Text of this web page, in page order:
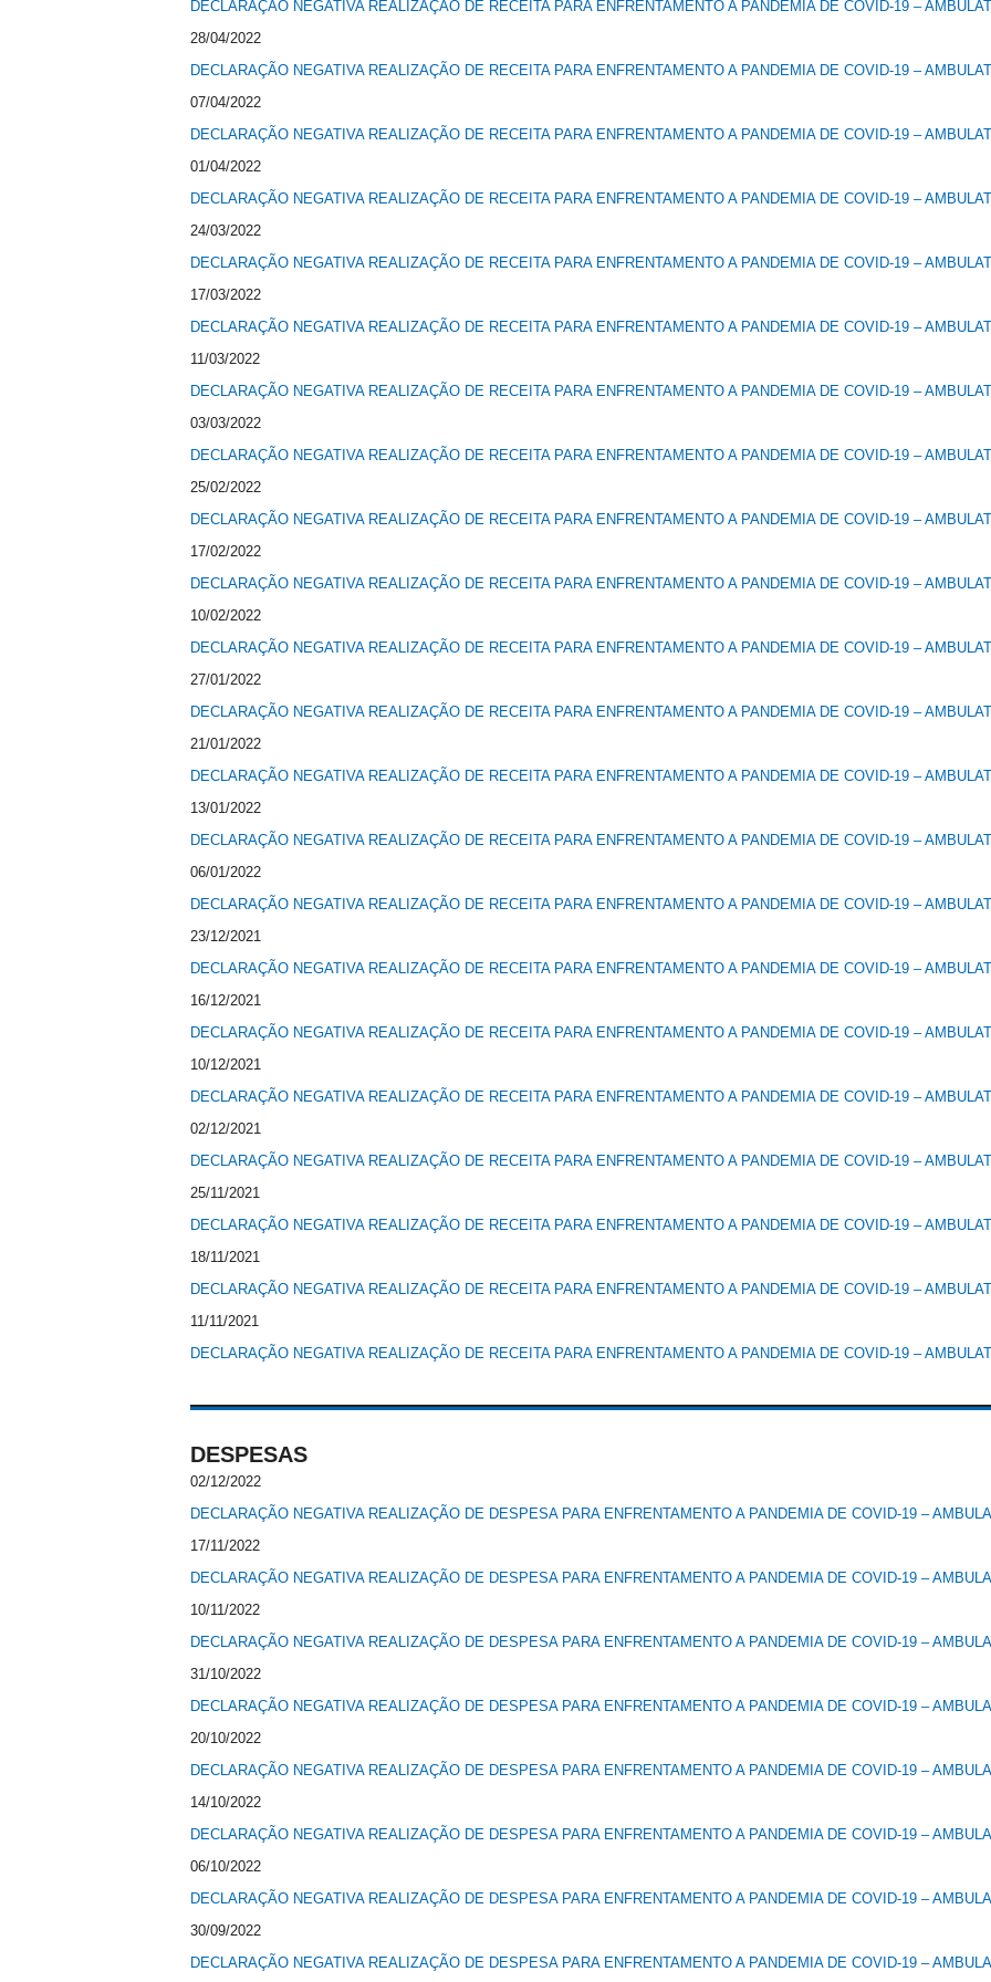
DECLARAÇÃO NEGATIVA REALIZAÇÃO DE RECEITA PARA ENFRENTAMENTO A PANDEMIA DE COVID-19 –
28/04/2022
DECLARAÇÃO NEGATIVA REALIZAÇÃO DE RECEITA PARA ENFRENTAMENTO A PANDEMIA DE COVID-19 –
07/04/2022
DECLARAÇÃO NEGATIVA REALIZAÇÃO DE RECEITA PARA ENFRENTAMENTO A PANDEMIA DE COVID-19 –
01/04/2022
DECLARAÇÃO NEGATIVA REALIZAÇÃO DE RECEITA PARA ENFRENTAMENTO A PANDEMIA DE COVID-19 –
24/03/2022
DECLARAÇÃO NEGATIVA REALIZAÇÃO DE RECEITA PARA ENFRENTAMENTO A PANDEMIA DE COVID-19 –
17/03/2022
DECLARAÇÃO NEGATIVA REALIZAÇÃO DE RECEITA PARA ENFRENTAMENTO A PANDEMIA DE COVID-19 –
11/03/2022
DECLARAÇÃO NEGATIVA REALIZAÇÃO DE RECEITA PARA ENFRENTAMENTO A PANDEMIA DE COVID-19 –
03/03/2022
DECLARAÇÃO NEGATIVA REALIZAÇÃO DE RECEITA PARA ENFRENTAMENTO A PANDEMIA DE COVID-19 –
25/02/2022
DECLARAÇÃO NEGATIVA REALIZAÇÃO DE RECEITA PARA ENFRENTAMENTO A PANDEMIA DE COVID-19 –
17/02/2022
DECLARAÇÃO NEGATIVA REALIZAÇÃO DE RECEITA PARA ENFRENTAMENTO A PANDEMIA DE COVID-19 –
10/02/2022
DECLARAÇÃO NEGATIVA REALIZAÇÃO DE RECEITA PARA ENFRENTAMENTO A PANDEMIA DE COVID-19 –
27/01/2022
DECLARAÇÃO NEGATIVA REALIZAÇÃO DE RECEITA PARA ENFRENTAMENTO A PANDEMIA DE COVID-19 –
21/01/2022
DECLARAÇÃO NEGATIVA REALIZAÇÃO DE RECEITA PARA ENFRENTAMENTO A PANDEMIA DE COVID-19 –
13/01/2022
DECLARAÇÃO NEGATIVA REALIZAÇÃO DE RECEITA PARA ENFRENTAMENTO A PANDEMIA DE COVID-19 –
06/01/2022
DECLARAÇÃO NEGATIVA REALIZAÇÃO DE RECEITA PARA ENFRENTAMENTO A PANDEMIA DE COVID-19 –
23/12/2021
DECLARAÇÃO NEGATIVA REALIZAÇÃO DE RECEITA PARA ENFRENTAMENTO A PANDEMIA DE COVID-19 –
16/12/2021
DECLARAÇÃO NEGATIVA REALIZAÇÃO DE RECEITA PARA ENFRENTAMENTO A PANDEMIA DE COVID-19 –
10/12/2021
DECLARAÇÃO NEGATIVA REALIZAÇÃO DE RECEITA PARA ENFRENTAMENTO A PANDEMIA DE COVID-19 –
02/12/2021
DECLARAÇÃO NEGATIVA REALIZAÇÃO DE RECEITA PARA ENFRENTAMENTO A PANDEMIA DE COVID-19 –
25/11/2021
DECLARAÇÃO NEGATIVA REALIZAÇÃO DE RECEITA PARA ENFRENTAMENTO A PANDEMIA DE COVID-19 –
18/11/2021
DECLARAÇÃO NEGATIVA REALIZAÇÃO DE RECEITA PARA ENFRENTAMENTO A PANDEMIA DE COVID-19 –
11/11/2021
DECLARAÇÃO NEGATIVA REALIZAÇÃO DE RECEITA PARA ENFRENTAMENTO A PANDEMIA DE COVID-19 –
DESPESAS
02/12/2022
DECLARAÇÃO NEGATIVA REALIZAÇÃO DE DESPESA PARA ENFRENTAMENTO A PANDEMIA DE COVID-19 –
17/11/2022
DECLARAÇÃO NEGATIVA REALIZAÇÃO DE DESPESA PARA ENFRENTAMENTO A PANDEMIA DE COVID-19 –
10/11/2022
DECLARAÇÃO NEGATIVA REALIZAÇÃO DE DESPESA PARA ENFRENTAMENTO A PANDEMIA DE COVID-19 –
31/10/2022
DECLARAÇÃO NEGATIVA REALIZAÇÃO DE DESPESA PARA ENFRENTAMENTO A PANDEMIA DE COVID-19 –
20/10/2022
DECLARAÇÃO NEGATIVA REALIZAÇÃO DE DESPESA PARA ENFRENTAMENTO A PANDEMIA DE COVID-19 –
14/10/2022
DECLARAÇÃO NEGATIVA REALIZAÇÃO DE DESPESA PARA ENFRENTAMENTO A PANDEMIA DE COVID-19 –
06/10/2022
DECLARAÇÃO NEGATIVA REALIZAÇÃO DE DESPESA PARA ENFRENTAMENTO A PANDEMIA DE COVID-19 –
30/09/2022
DECLARAÇÃO NEGATIVA REALIZAÇÃO DE DESPESA PARA ENFRENTAMENTO A PANDEMIA DE COVID-19 –